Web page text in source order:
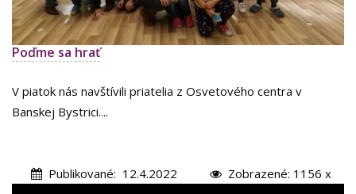
Poďme sa hrať
V piatok nás navštívili priatelia z Osvetového centra v
Banskej Bystrici....
Publikované: 12.4.2022 Zobrazené: 1156 x